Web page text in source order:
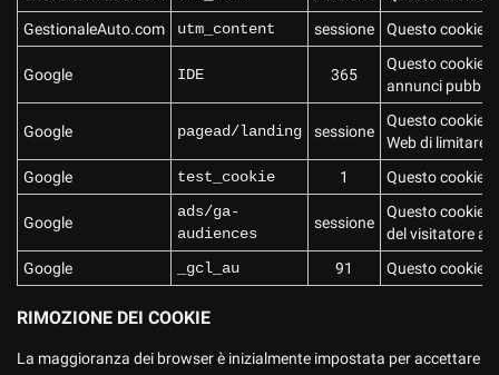
GestionaleAuto.com
utm_content sessione Questo cookie
Google IDE 365
Questo cookie
annunci
Google pagead/landing sessione
Questo cookie
Web di limitare
Google
test_cookie 1 Questo cookie
Google
ads/ga-
audiences
sessione
Questo cookie
del visitatore
Google
_gcl_au 91 Questo cookie
RIMOZIONE DEI COOKIE
La maggioranza dei browser è inizialmente impostata per accettare